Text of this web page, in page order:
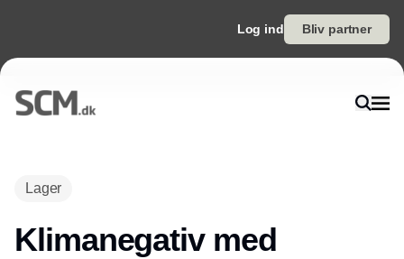
Log ind Bliv partner
Lager
Klimanegativ med